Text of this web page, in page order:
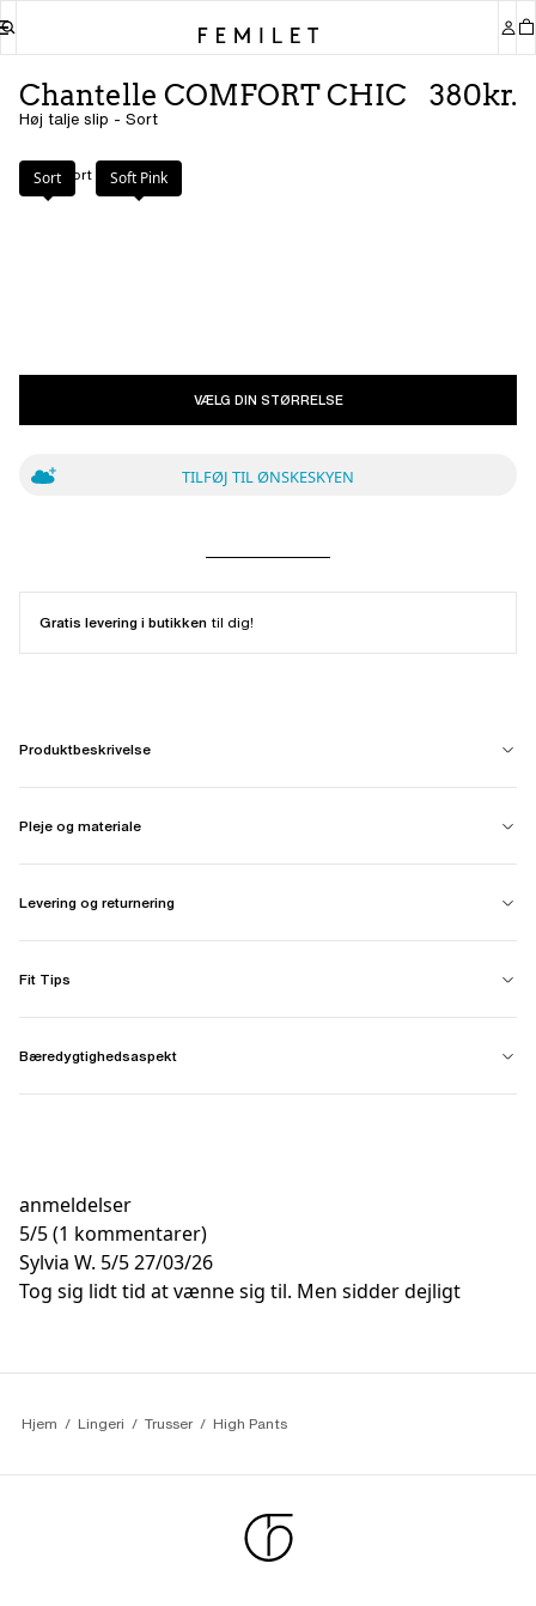
Chantelle COMFORT CHIC
Høj talje slip - Sort
380kr.
Farve: Sort
Sort Soft Pink
VÆLG DIN STØRRELSE
TILFØJ TIL ØNSKESKYEN
Gratis levering i butikken til dig!
Produktbeskrivelse
Pleje og materiale
Levering og returnering
Fit Tips
Bæredygtighedsaspekt
anmeldelser
5/5(1 kommentarer)
Sylvia W. 5/527/03/26
Tog sig lidt tid at vænne sig til. Men sidder dejligt
Hjem Lingeri Trusser High Pants